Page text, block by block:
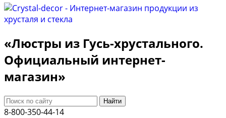
«Люстры из Гусь-хрустального.
Официальный интернет-
магазин»
Найти
8-800-350-44-14